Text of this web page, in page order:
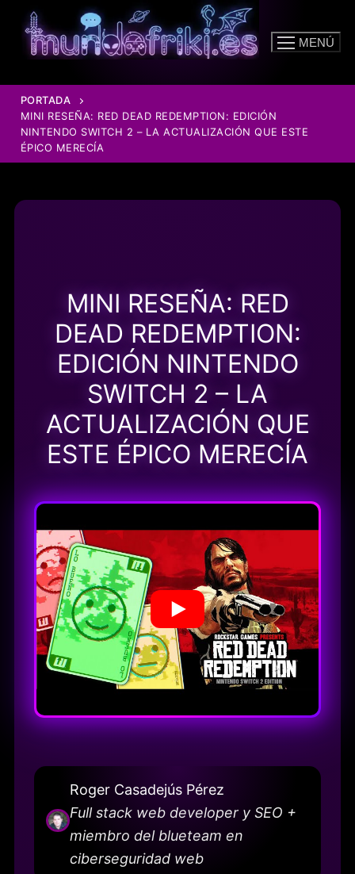
contenido
MENÚ
PORTADA
MINI RESEÑA: RED DEAD REDEMPTION: EDICIÓN
NINTENDO SWITCH 2 – LA ACTUALIZACIÓN QUE ESTE
ÉPICO MERECÍA
MINI RESEÑA: RED
DEAD REDEMPTION:
EDICIÓN NINTENDO
SWITCH 2 – LA
ACTUALIZACIÓN QUE
ESTE ÉPICO MERECÍA
Roger Casadejús Pérez
Full stack web developer y SEO +
miembro del blueteam en
ciberseguridad web